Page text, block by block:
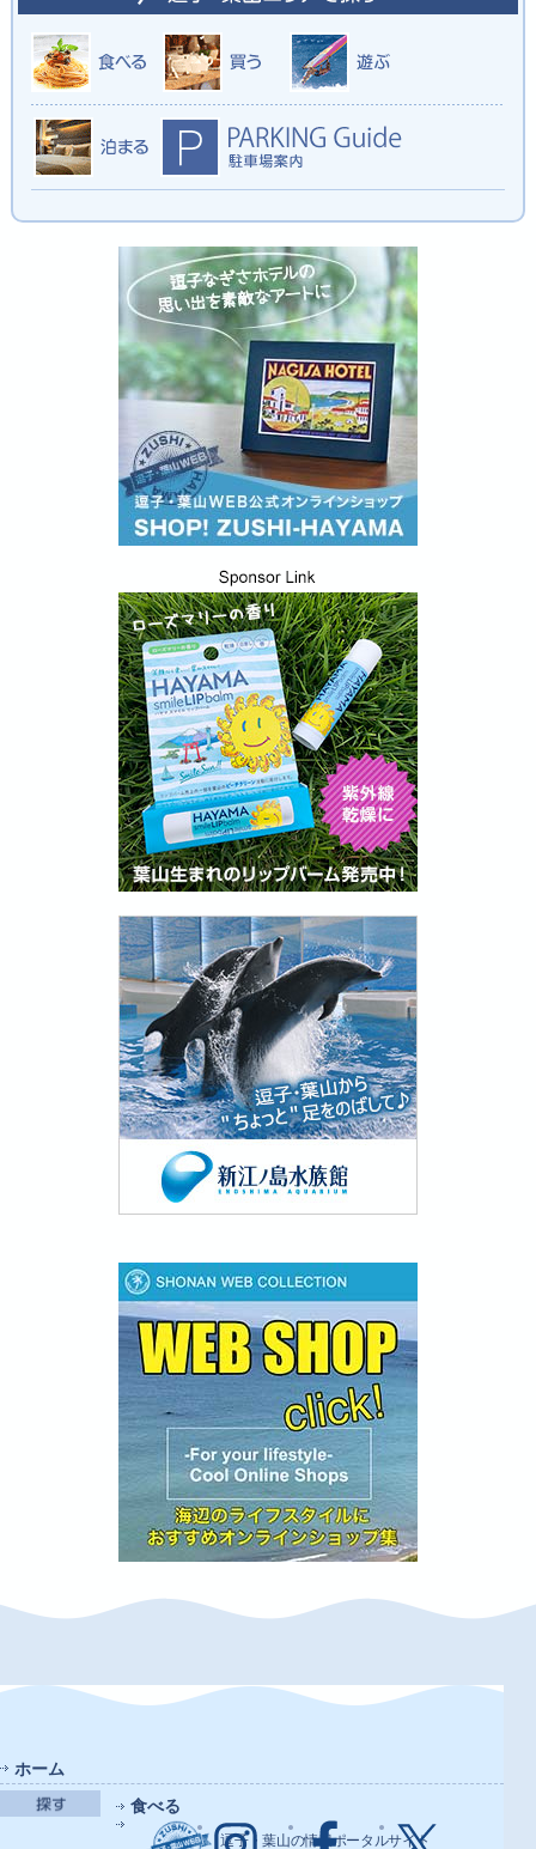
ホーム
食べる
逗子・葉山の情報ポータルサイト